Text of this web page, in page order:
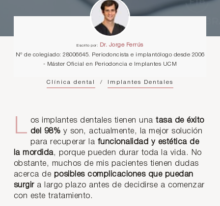
Escrito por:
Dr. Jorge Ferrús
Nº de colegiado: 28006645. Periodoncista e implantólogo desde 2006
- Máster Oficial en Periodoncia e Implantes UCM
Clínica dental / Implantes Dentales
Los implantes dentales tienen unatasa de éxito
del 98% y son, actualmente, la mejor solución
para recuperar la funcionalidad y estética de
la mordida, porque pueden durar toda la vida. No
obstante, muchos de mis pacientes tienen dudas
acerca de posibles complicaciones que puedan
surgira largo plazo antes de decidirse a comenzar
con este tratamiento.